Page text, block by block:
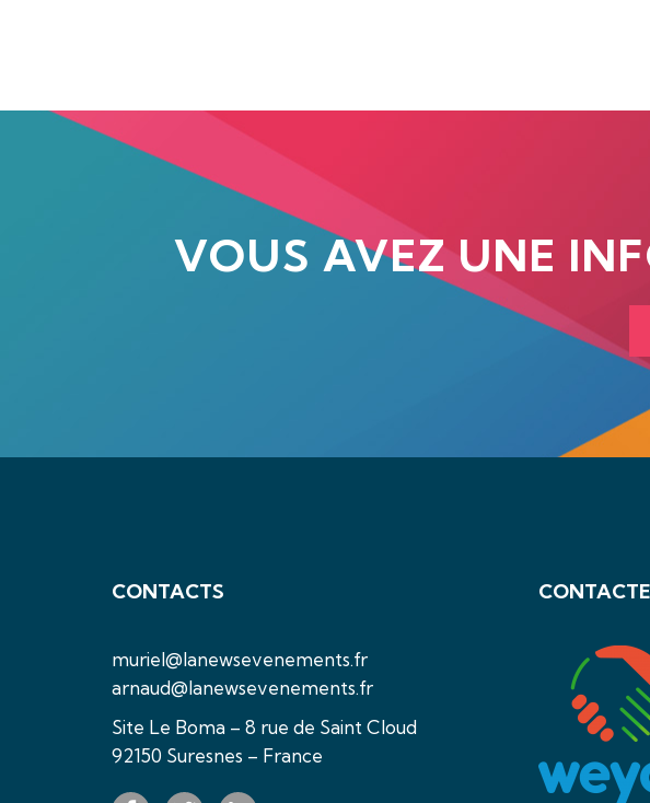
VOUS AVEZ UNE
CONTACTS
muriel@lanewsevenements.fr
arnaud@lanewsevenements.fr
Site Le Boma – 8 rue de Saint Cloud
92150 Suresnes – France